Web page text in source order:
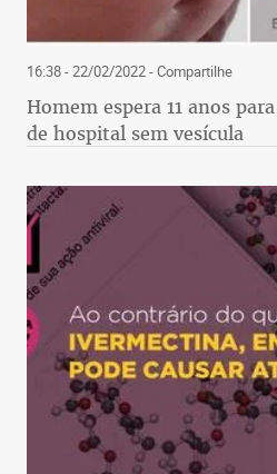
16:38 - 22/02/2022- Compartilhe
Homem espera 11 anos
de hospital sem vesícula